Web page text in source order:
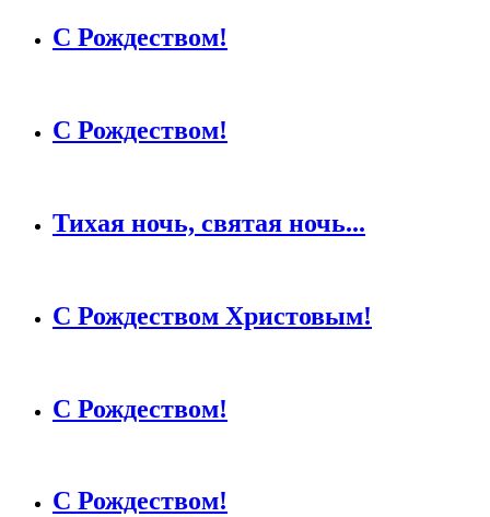
С Рождеством!
С Рождеством!
Тихая ночь, святая ночь...
С Рождеством Христовым!
С Рождеством!
С Рождеством!